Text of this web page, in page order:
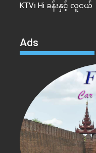
KTV၊ Hi ခန်းနှင့် လူငယ်
Ads